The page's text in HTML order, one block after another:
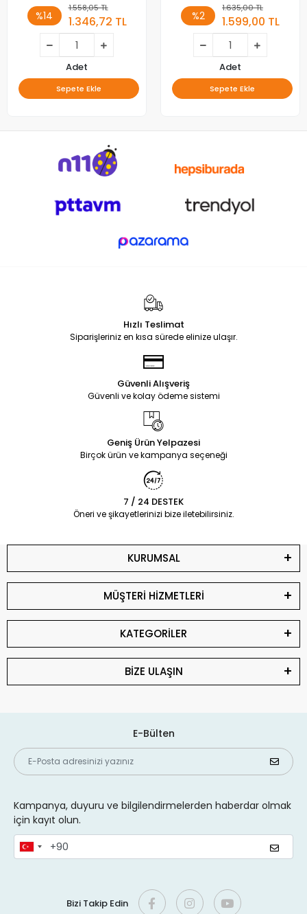
%14
1.558,05 TL
1.346,72 TL
Adet
Sepete Ekle
%2
1.635,00 TL
1.599,00 TL
Adet
Sepete Ekle
Hızlı Teslimat
Siparişleriniz en kısa sürede elinize ulaşır.
Güvenli Alışveriş
Güvenli ve kolay ödeme sistemi
Geniş Ürün Yelpazesi
Birçok ürün ve kampanya seçeneği
7 / 24 DESTEK
Öneri ve şikayetlerinizi bize iletebilirsiniz.
KURUMSAL
MÜŞTERİ HİZMETLERİ
KATEGORİLER
BİZE ULAŞIN
E-Bülten
Kampanya, duyuru ve bilgilendirmelerden haberdar olmak
için kayıt olun.
Bizi Takip Edin